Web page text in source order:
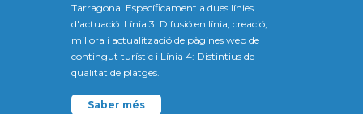
Tarragona. Específicament a dues línies
d'actuació: Línia 3: Difusió en línia, creació,
millora i actualització de pàgines web de
contingut turístic i Línia 4: Distintius de
qualitat de platges.
Saber més